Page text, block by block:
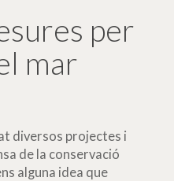
per
mar
diversos projectes i
de la conservació
alguna idea que